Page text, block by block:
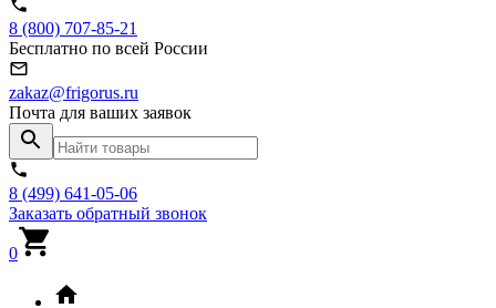
8 (800) 707-85-21
Бесплатно по всей России
zakaz@frigorus.ru
Почта для ваших заявок
8 (499) 641-05-06
Заказать обратный звонок
0